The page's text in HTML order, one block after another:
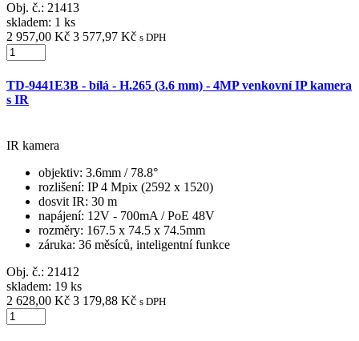
Obj. č.: 21413
skladem: 1 ks
2 957,00 Kč 3 577,97 Kč s DPH
TD-9441E3B - bílá - H.265 (3.6 mm) - 4MP venkovní IP kamera
s IR
IR kamera
objektiv: 3.6mm / 78.8°
rozlišení: IP 4 Mpix (2592 x 1520)
dosvit IR: 30 m
napájení: 12V - 700mA / PoE 48V
rozměry: 167.5 x 74.5 x 74.5mm
záruka: 36 měsíců, inteligentní funkce
Obj. č.: 21412
skladem: 19 ks
2 628,00 Kč 3 179,88 Kč s DPH